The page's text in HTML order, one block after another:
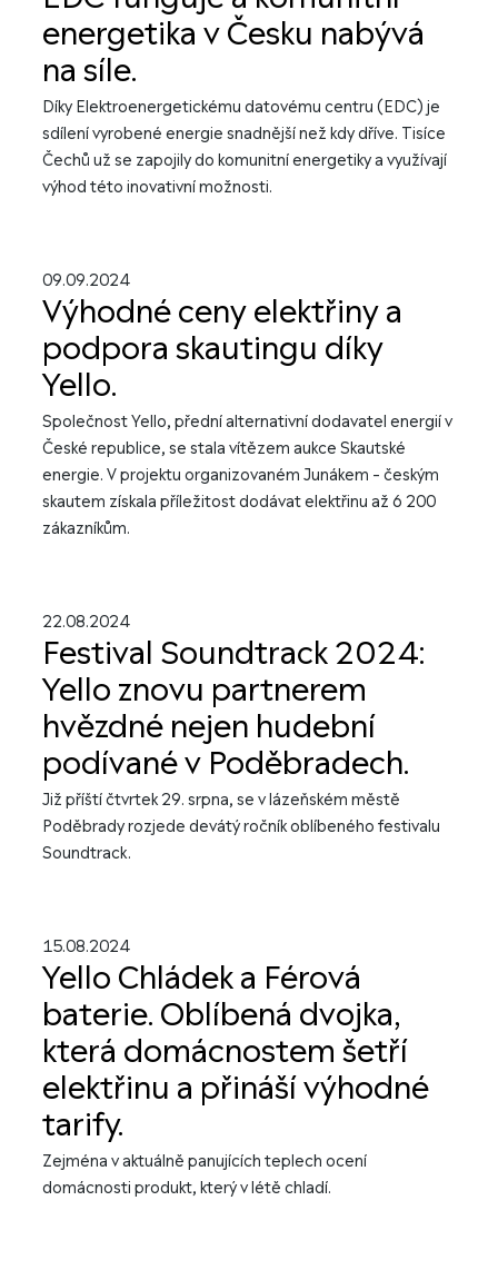
energetika v Česku nabývá
na síle.
Díky Elektroenergetickému datovému centru (EDC) je
sdílení vyrobené energie snadnější než kdy dříve. Tisíce
Čechů už se zapojily do komunitní energetiky a využívají
výhod této inovativní možnosti.
09.09.2024
Výhodné ceny elektřiny a
podpora skautingu díky
Yello.
Společnost Yello, přední alternativní dodavatel energií v
České republice, se stala vítězem aukce Skautské
energie. V projektu organizovaném Junákem – českým
skautem získala příležitost dodávat elektřinu až 6 200
zákazníkům.
22.08.2024
Festival Soundtrack 2024:
Yello znovu partnerem
hvězdné nejen hudební
podívané v Poděbradech.
Již příští čtvrtek 29. srpna, se v lázeňském městě
Poděbrady rozjede devátý ročník oblíbeného festivalu
Soundtrack.
15.08.2024
Yello Chládek a Férová
baterie. Oblíbená dvojka,
která domácnostem šetří
elektřinu a přináší výhodné
tarify.
Zejména v aktuálně panujících teplech ocení
domácnosti produkt, který v létě chladí.